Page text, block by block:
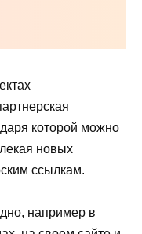
которой можно
новых
ссылкам.
например в